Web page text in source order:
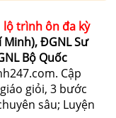
lộ trình ôn đa kỳ
Minh), ĐGNL Sư
Bộ Quốc
Cập
giỏi, 3 bước
sâu; Luyện